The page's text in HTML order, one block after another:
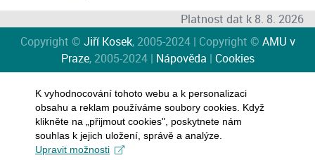
Platnost dat k 8. 8. 2026
Copyright © Jiří Kosek, 2005-2024 | Copyright © AMU v
Praze, 2005-2024 | Nápověda | Cookies
K vyhodnocování tohoto webu a k personalizaci
obsahu a reklam používáme soubory cookies. Když
klikněte na „přijmout cookies", poskytnete nám
souhlas k jejich uložení, správě a analýze.
Upravit možnosti